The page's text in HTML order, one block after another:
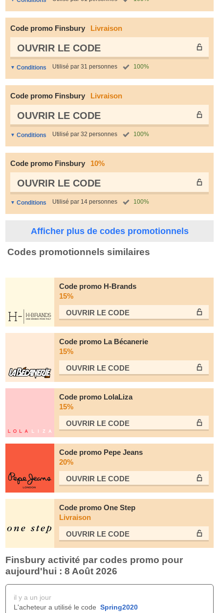
Code promo Finsbury Livraison
OUVRIR LE СODE
Conditions Utilisé par 31 personnes 100%
Code promo Finsbury Livraison
OUVRIR LE СODE
Conditions Utilisé par 32 personnes 100%
Code promo Finsbury 10%
OUVRIR LE СODE
Conditions Utilisé par 14 personnes 100%
Afficher plus de codes promotionnels
Codes promotionnels similaires
Code promo H-Brands
15%
OUVRIR LE СODE
Code promo La Bécanerie
15%
OUVRIR LE СODE
Code promo LolaLiza
15%
OUVRIR LE СODE
Code promo Pepe Jeans
20%
OUVRIR LE СODE
Code promo One Step
Livraison
OUVRIR LE СODE
Finsbury activité par codes promo pour
aujourd'hui : 8 Août 2026
il y a un jour
L'acheteur a utilisé le code Spring2020